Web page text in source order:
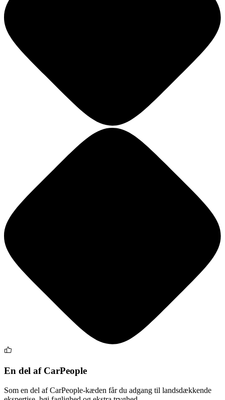
En del af CarPeople
Som en del af CarPeople-kæden får du adgang til landsdækkende